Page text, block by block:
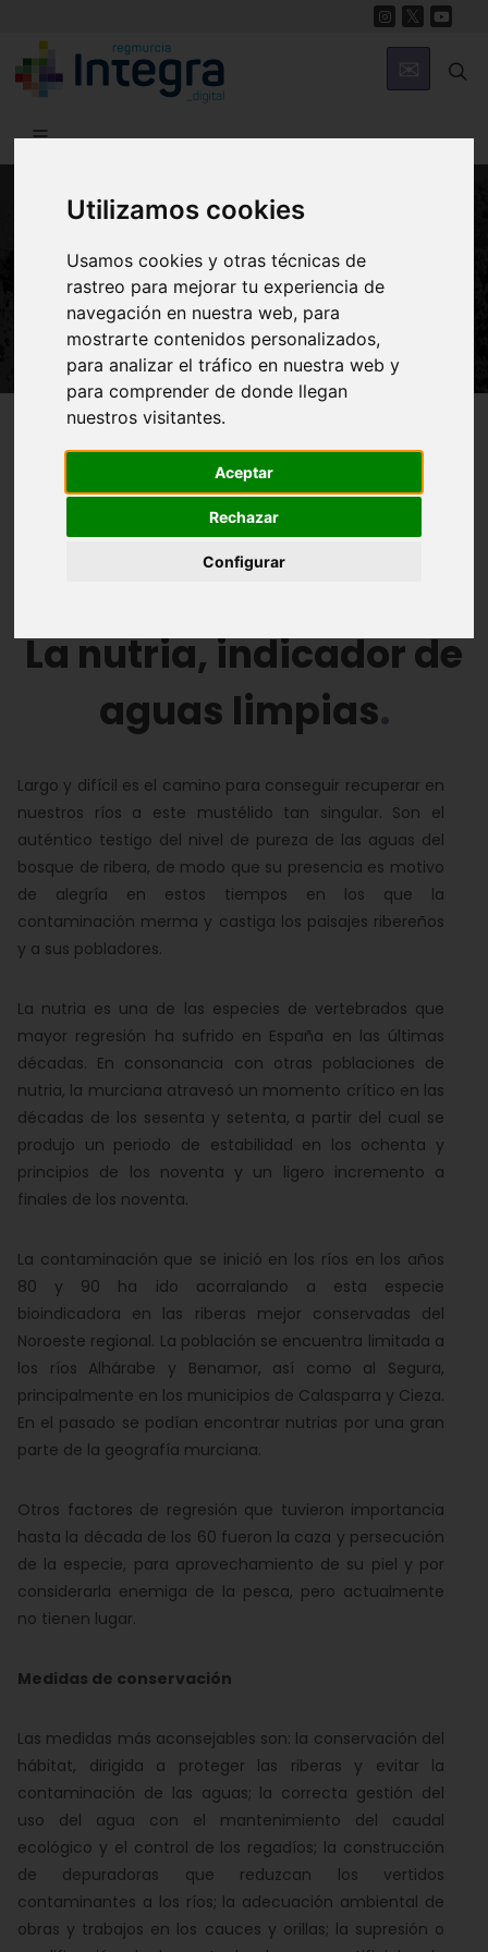
Utilizamos cookies
Usamos cookies y otras técnicas de
rastreo para mejorar tu experiencia de
navegación en nuestra web, para
mostrarte contenidos personalizados,
para analizar el tráfico en nuestra web y
para comprender de donde llegan
nuestros visitantes.
Aceptar
Rechazar
Configurar
La nutria, indicador de aguas
limpias
Región de Murcia Digital Naturaleza
Características de la nutria
Hábitat y distribución Plan de Recuperación
La nutria, indicador de
aguas limpias
Largo y difícil es el camino para conseguir recuperar en
nuestros ríos a este mustélido tan singular. Son el
auténtico testigo del nivel de pureza de las aguas del
bosque de ribera, de modo que su presencia es motivo
de alegría en estos tiempos en los que la
contaminación merma y castiga los paisajes ribereños
y a sus pobladores.
La nutria es una de las especies de vertebrados que
mayor regresión ha sufrido en España en las últimas
décadas. En consonancia con otras poblaciones de
nutria, la murciana atravesó un momento crítico en las
décadas de los sesenta y setenta, a partir del cual se
produjo un periodo de estabilidad en los ochenta y
principios de los noventa y un ligero incremento a
finales de los noventa.
La contaminación que se inició en los ríos en los años
80 y 90 ha ido acorralando a esta especie
bioindicadora en las riberas mejor conservadas del
Noroeste regional. La población se encuentra limitada a
los ríos Alhárabe y Benamor, así como al Segura,
principalmente en los municipios de Calasparra y Cieza.
En el pasado se podían encontrar nutrias por una gran
parte de la geografía murciana.
Otros factores de regresión que tuvieron importancia
hasta la década de los 60 fueron la caza y persecución
de la especie, para aprovechamiento de su piel y por
considerarla enemiga de la pesca, pero actualmente
no tienen lugar.
Medidas de conservación
Las medidas más aconsejables son: la conservación del
hábitat, dirigida a proteger las riberas y evitar la
contaminación de las aguas; la correcta gestión del
uso del agua con el mantenimiento del caudal
ecológico y el control de los regadíos; la construcción
de depuradoras que reduzcan los vertidos
contaminantes a los ríos; la adecuación ambiental de
obras y trabajos en los cauces y orillas; la supresión o